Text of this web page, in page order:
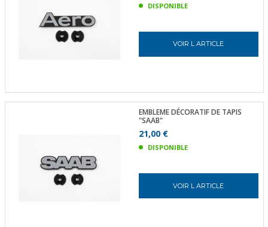
DISPONIBLE
VOIR L ARTICLE
EMBLEME DÉCORATIF DE TAPIS
"SAAB"
21,00 €
DISPONIBLE
VOIR L ARTICLE